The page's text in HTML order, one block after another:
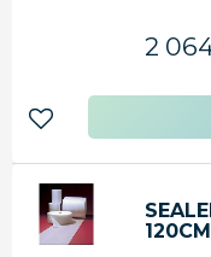
2
Lägg till i favoriter